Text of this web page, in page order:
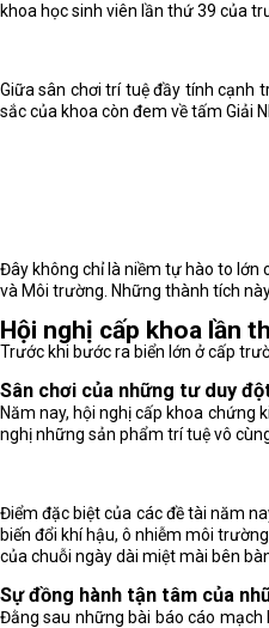
khoa học sinh viên lần thứ 39 của
Giữa sân chơi trí tuệ đầy tính cạnh
sắc của khoa còn đem về tấm Giải
Đây không chỉ là niềm tự hào to lớn
và Môi trường. Những thành tích
Hội nghị cấp khoa lần
Trước khi bước ra biển lớn ở cấp
Sân chơi của những tư duy
Năm nay, hội nghị cấp khoa chứng
nghị những sản phẩm trí tuệ vô
Điểm đặc biệt của các đề tài năm
biến đổi khí hậu, ô nhiễm môi
của chuỗi ngày dài miệt mài bên
Sự đồng hành tận tâm của
Đằng sau những bài báo cáo mạch